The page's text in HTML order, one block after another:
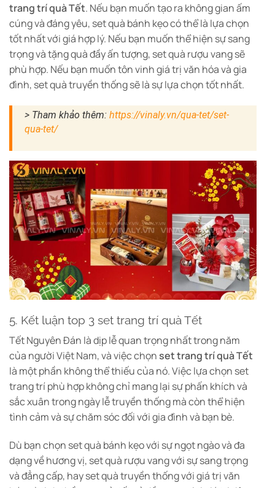
trang trí quà Tết. Nếu bạn muốn tạo ra không gian ấm
cúng và đáng yêu, set quà bánh kẹo có thể là lựa chọn
tốt nhất với giá hợp lý. Nếu bạn muốn thể hiện sự sang
trọng và tặng quà đầy ấn tượng, set quà rượu vang sẽ
phù hợp. Nếu bạn muốn tôn vinh giá trị văn hóa và gia
đình, set quà truyền thống sẽ là sự lựa chọn tốt nhất.
> Tham khảo thêm: https://vinaly.vn/qua-tet/set-
qua-tet/
5. Kết luận top 3 set trang trí quà Tết
Tết Nguyên Đán là dịp lễ quan trọng nhất trong năm
của người Việt Nam, và việc chọn set trang trí quà Tết
là một phần không thể thiếu của nó. Việc lựa chọn set
trang trí phù hợp không chỉ mang lại sự phấn khích và
sắc xuân trong ngày lễ truyền thống mà còn thể hiện
tình cảm và sự chăm sóc đối với gia đình và bạn bè.
Dù bạn chọn set quà bánh kẹo với sự ngọt ngào và đa
dạng về hương vị, set quà rượu vang với sự sang trọng
và đẳng cấp, hay set quà truyền thống với giá trị văn